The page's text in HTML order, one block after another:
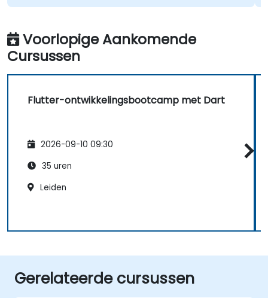
Voorlopige Aankomende
Cursussen
Flutter-ontwikkelingsbootcamp met Dart
2026-09-10 09:30
35 uren
Leiden
Gerelateerde cursussen